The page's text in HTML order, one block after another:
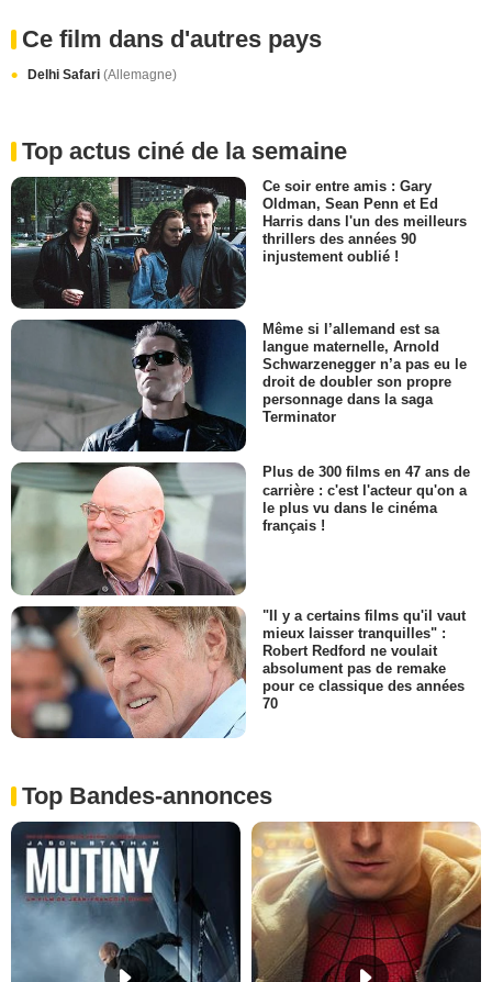
Ce film dans d'autres pays
Delhi Safari (Allemagne)
Top actus ciné de la semaine
Ce soir entre amis : Gary
Oldman, Sean Penn et Ed
Harris dans l'un des meilleurs
thrillers des années 90
injustement oublié !
Même si l’allemand est sa
langue maternelle, Arnold
Schwarzenegger n’a pas eu le
droit de doubler son propre
personnage dans la saga
Terminator
Plus de 300 films en 47 ans de
carrière : c'est l'acteur qu'on a
le plus vu dans le cinéma
français !
"Il y a certains films qu'il vaut
mieux laisser tranquilles" :
Robert Redford ne voulait
absolument pas de remake
pour ce classique des années
70
Top Bandes-annonces